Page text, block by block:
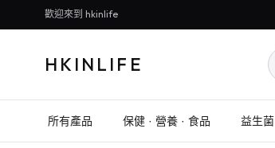
歡迎來到 hkinlife
HKINLIFE
所有產品 保健 · 營養 · 食品 益生菌